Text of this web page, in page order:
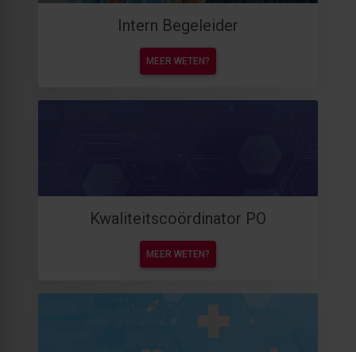
Intern Begeleider
MEER WETEN?
Kwaliteitscoördinator PO
MEER WETEN?